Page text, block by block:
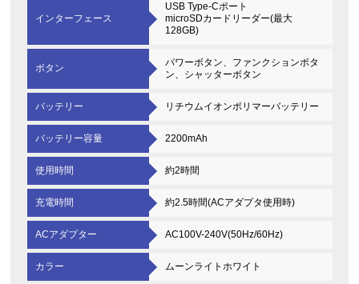
インターフェース
USB Type-Cポート
microSDカードリーダー(最大
128GB)
ボタン
パワーボタン、ファンクションボタ
ン、シャッターボタン
バッテリー リチウムイオンポリマーバッテリー
バッテリー容量 2200mAh
使用時間 約2時間
充電時間 約2.5時間(ACアダプタ使用時)
ACアダプター AC100V-240V(50Hz/60Hz)
カラー ムーンライトホワイト